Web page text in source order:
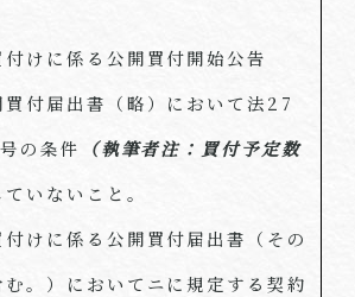
けに係る公開買付開始公告
買付届出書（略）において法27
の条件
（執筆者注：買付予定数
いないこと。
けに係る公開買付届出書（その
。）においてニに規定する契約